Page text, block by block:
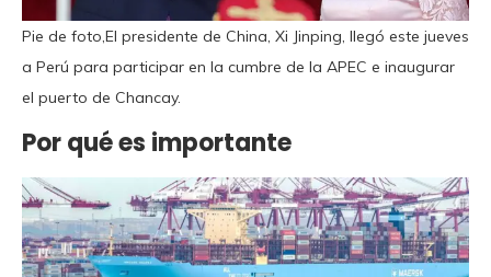
Pie de foto,El presidente de China, Xi Jinping, llegó este jueves
a Perú para participar en la cumbre de la APEC e inaugurar
el puerto de Chancay.
Por qué es importante